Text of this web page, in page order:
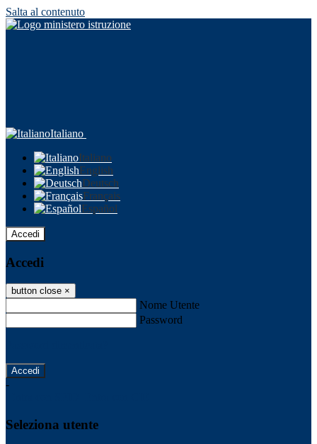
Salta al contenuto
Italiano
Italiano
English
Deutsch
Français
Español
Accedi
Accedi
button close ×
Nome Utente
Password
-
Seleziona utente